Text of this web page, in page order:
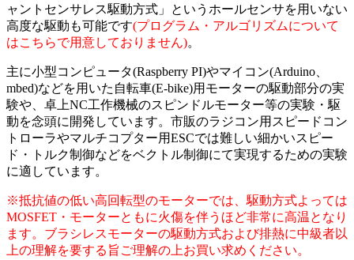
ャントセンサレス駆動方式」というホールセンサを用いない
高度な駆動も可能です(プログラム・アルゴリズムについて
はこちらで用意しておりません)。
主に小型コンピュータ(Raspberry PI)やマイコン(Arduino、
mbed)などを用いた自転車(E-bike)用モーターの駆動部分の実
験や、卓上NC工作機械のスピンドルモーター等の実験・駆
動を念頭に開発しています。市販のラジコン用スピードコン
トローラやマルチコプター用ESCでは難しい細かいスピー
ド・トルク制御などをベクトル制御にて実現するための実験
に適しています。
※抵抗値の低い高回転型のモーターでは、駆動方式よっては
MOSFET・モーターともに火傷を伴うほど非常に高温となり
ます。ブラシレスモーターの駆動方式および排熱に中級者以
上の理解を要する旨ご理解の上お買い求めください。